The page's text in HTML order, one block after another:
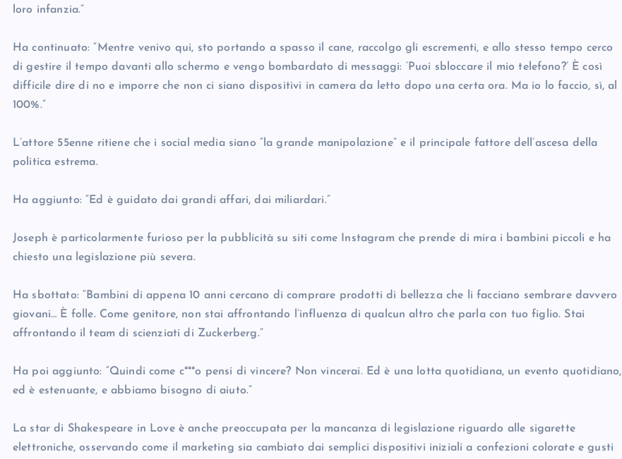
loro infanzia.”
Ha continuato: “Mentre venivo qui, sto portando a spasso il cane, raccolgo gli escrementi, e allo stesso tempo cerco
di gestire il tempo davanti allo schermo e vengo bombardato di messaggi: ‘Puoi sbloccare il mio telefono?’ È così
difficile dire di no e imporre che non ci siano dispositivi in camera da letto dopo una certa ora. Ma io lo faccio, sì, al
100%.”
L’attore 55enne ritiene che i social media siano “la grande manipolazione” e il principale fattore dell’ascesa della
politica estrema.
Ha aggiunto: “Ed è guidato dai grandi affari, dai miliardari.”
Joseph è particolarmente furioso per la pubblicità su siti come Instagram che prende di mira i bambini piccoli e ha
chiesto una legislazione più severa.
Ha sbottato: “Bambini di appena 10 anni cercano di comprare prodotti di bellezza che li facciano sembrare davvero
giovani… È folle. Come genitore, non stai affrontando l’influenza di qualcun altro che parla con tuo figlio. Stai
affrontando il team di scienziati di Zuckerberg.”
Ha poi aggiunto: “Quindi come c***o pensi di vincere? Non vincerai. Ed è una lotta quotidiana, un evento quotidiano,
ed è estenuante, e abbiamo bisogno di aiuto.”
La star di Shakespeare in Love è anche preoccupata per la mancanza di legislazione riguardo alle sigarette
elettroniche, osservando come il marketing sia cambiato dai semplici dispositivi iniziali a confezioni colorate e gusti